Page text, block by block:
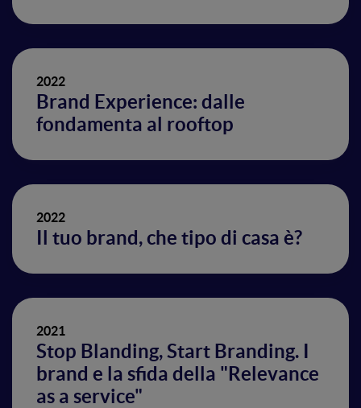
2022
Brand Experience: dalle
fondamenta al rooftop
2022
Il tuo brand, che tipo di casa è?
2021
Stop Blanding, Start Branding. I
brand e la sfida della "Relevance
as a service"